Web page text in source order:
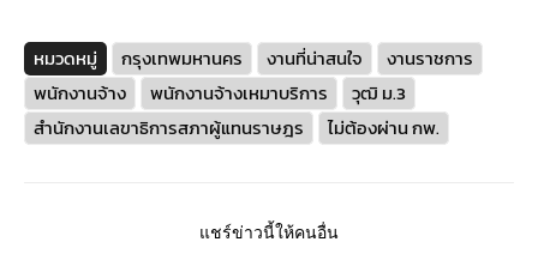
หมวดหมู่ กรุงเทพมหานคร งานที่น่าสนใจ
งานราชการ
พนักงานจ้าง
พนักงานจ้างเหมาบริการ
วุฒิ ม.3
สำนักงานเลขาธิการสภาผู้แทนราษฎร
ไม่ต้องผ่าน กพ.
แชร์ข่าวนี้ให้คนอื่น